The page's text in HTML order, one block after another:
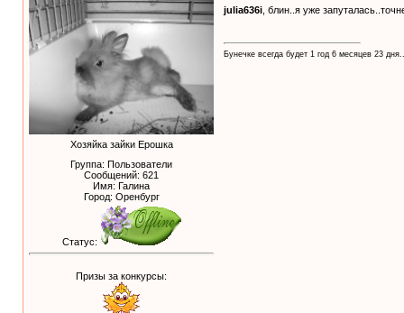
Хозяйка зайки Ерошка
Группа: Пользователи
Сообщений: 621
Имя: Галина
Город: Оренбург
Статус:
Призы за конкурсы:
julia636i , блин..я уже
Бунечке всегда будет 1 год 6 месяцев 23